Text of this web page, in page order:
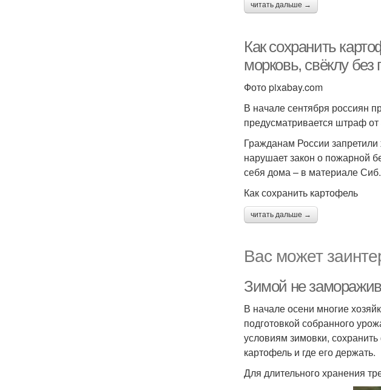
читать дальше →
Как сохранить
морковь, свёклу без
Фото pixabay.com
В начале сентября россиян
предусматривается штраф
Гражданам России запретили
нарушает закон о пожарной
себя дома – в материале
Как сохранить картофель
читать дальше →
Вас может
Зимой не
В начале осени многие
подготовкой собранного
условиям зимовки,
картофель и где его держать.
Для длительного хранения